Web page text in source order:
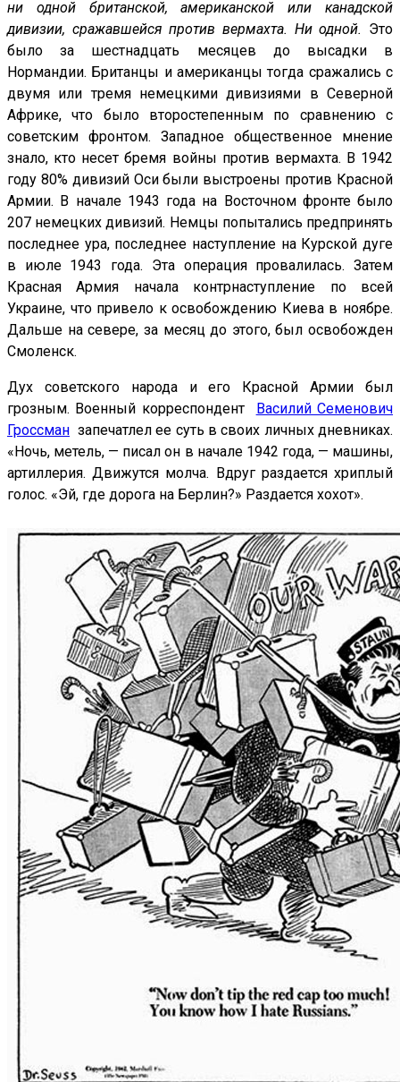
ни одной британской, американской или канадской
дивизии, сражавшейся против вермахта. Ни одной. Это
было за шестнадцать месяцев до высадки в
Нормандии. Британцы и американцы тогда сражались с
двумя или тремя немецкими дивизиями в Северной
Африке, что было второстепенным по сравнению с
советским фронтом. Западное общественное мнение
знало, кто несет бремя войны против вермахта. В 1942
году 80% дивизий Оси были выстроены против Красной
Армии. В начале 1943 года на Восточном фронте было
207 немецких дивизий. Немцы попытались предпринять
последнее ура, последнее наступление на Курской дуге
в июле 1943 года. Эта операция провалилась. Затем
Красная Армия начала контрнаступление по всей
Украине, что привело к освобождению Киева в ноябре.
Дальше на севере, за месяц до этого, был освобожден
Смоленск.
Дух советского народа и его Красной Армии был
грозным. Военный корреспондент Василий Семенович
Гроссман запечатлел ее суть в своих личных дневниках.
«Ночь, метель, — писал он в начале 1942 года, — машины,
артиллерия. Движутся молча. Вдруг раздается хриплый
голос. «Эй, где дорога на Берлин?» Раздается хохот».